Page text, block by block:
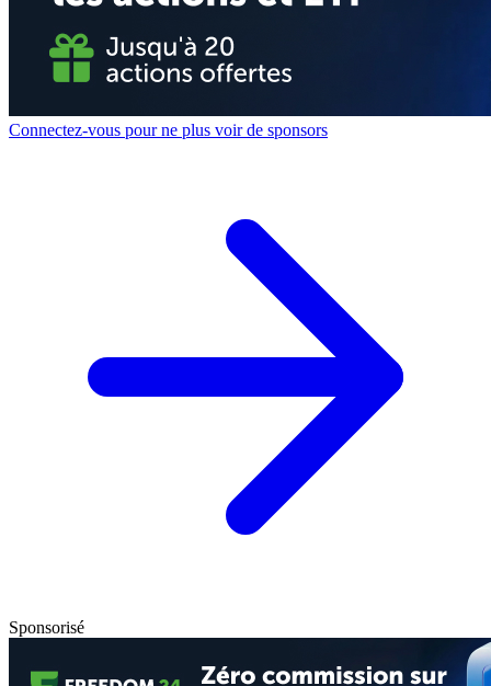
Connectez-vous pour ne plus voir de sponsors
Sponsorisé